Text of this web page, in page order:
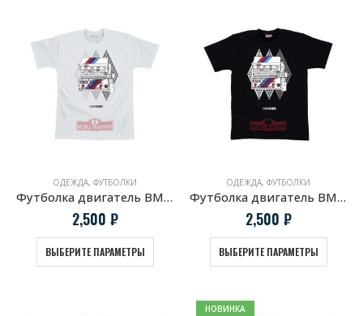
ОДЕЖДА, ФУТБОЛКИ
Футболка двигатель BMW S14 белая
2,500 ₽
ВЫБЕРИТЕ ПАРАМЕТРЫ
ОДЕЖДА, ФУТБОЛКИ
Футболка двигатель BMW S14 черная
2,500 ₽
ВЫБЕРИТЕ ПАРАМЕТРЫ
НОВИНКА